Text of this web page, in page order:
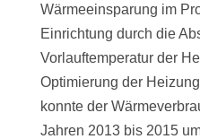
Wärmeeinsparung im
Einrichtung durch die
Vorlauftemperatur der
Optimierung der
konnte der
Jahren 2013 bis 2015